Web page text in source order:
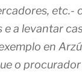
etc.-
e a levantar
en
o procurador